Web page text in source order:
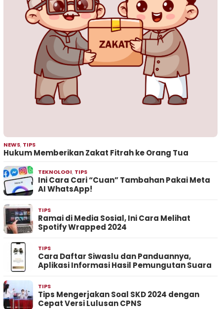
NEWS, TIPS
Hukum Memberikan Zakat Fitrah ke Orang Tua
TEKNOLOGI, TIPS
Ini Cara Cari “Cuan” Tambahan Pakai Meta
AI WhatsApp!
TIPS
Ramai di Media Sosial, Ini Cara Melihat
Spotify Wrapped 2024
TIPS
Cara Daftar Siwaslu dan Panduannya,
Aplikasi Informasi Hasil Pemungutan Suara
TIPS
Tips Mengerjakan Soal SKD 2024 dengan
Cepat Versi Lulusan CPNS